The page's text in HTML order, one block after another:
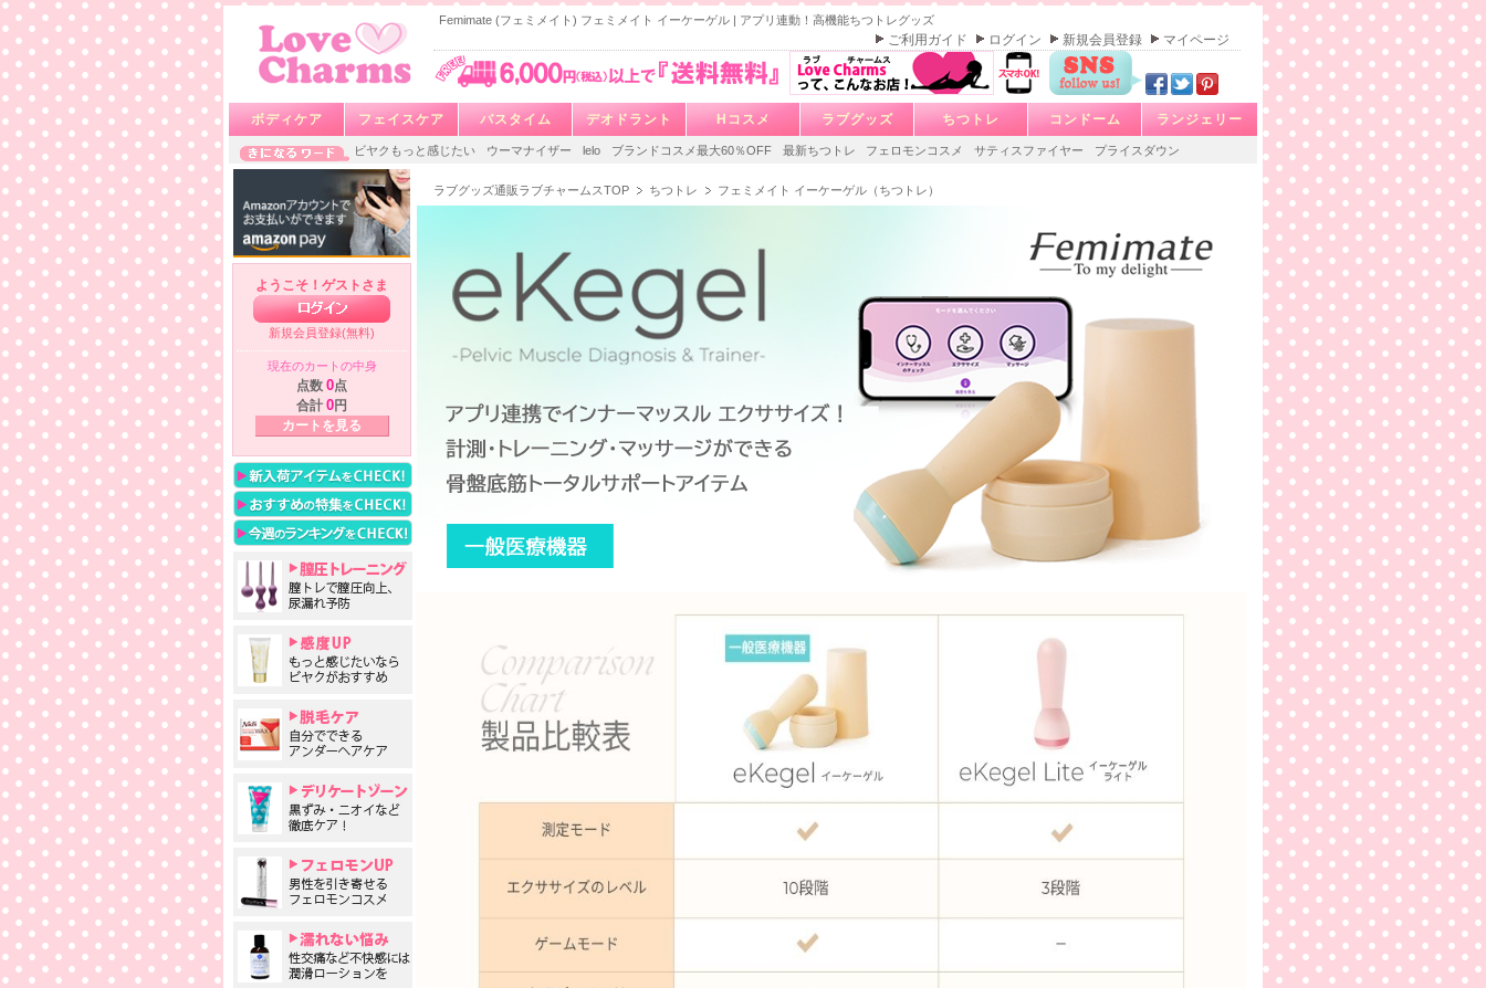
Femimate (フェミメイト) フェミメイト イーケーゲル | アプリ連動！高機能ちつトレグッズ
ご利用ガイド ログイン 新規会員登録 マイページ
ボディケア フェイスケア バスタイム デオドラント Hコスメ ラブグッズ ちつトレ コンドーム ランジェリー
ビヤクもっと感じたい ウーマナイザー lelo ブランドコスメ最大60％OFF 最新ちつトレ フェロモンコスメ サティスファイヤー プライスダウン
ようこそ！ゲストさま
新規会員登録(無料)
現在のカートの中身
点数 0点
合計 0円
カートを見る
ラブグッズ通販ラブチャームスTOP ちつトレ フェミメイト イーケーゲル（ちつトレ）